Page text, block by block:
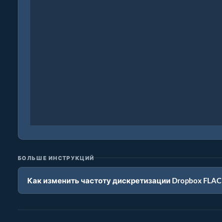
БОЛЬШЕ ИНСТРУКЦИЙ
Как изменить частоту дискретизации Dropbox FLAC